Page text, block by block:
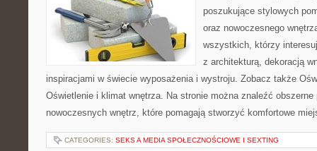
poszukujące stylowych
oraz nowoczesnego
wszystkich, którzy
z architekturą, dekoracją
inspiracjami w świecie wyposażenia i wystroju. Zobacz także
Oświetlenie i klimat wnętrza. Na stronie można znaleźć
nowoczesnych wnętrz, które pomagają stworzyć komfortowe
CATEGORIES: SEKS A MEDIA SPOŁECZNOŚCIOWE I SEXTING